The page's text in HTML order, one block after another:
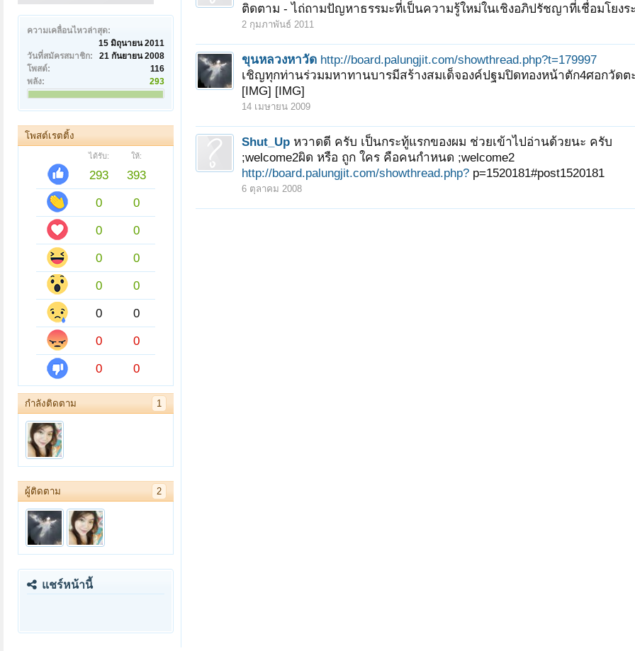
ความเคลื่อนไหวล่าสุด:
15 มิถุนายน 2011
วันที่สมัครสมาชิก:
21 กันยายน 2008
โพสต์:
116
พลัง:
293
โพสต์เรตติ้ง
ได้รับ: ให้:
293
393
0
0
0
0
0
0
0
0
0
0
0
0
0
0
กำลังติดตาม 1
ผู้ติดตาม 2
แชร์หน้านี้
ติดตาม - ไถ่ถามปัญหาธรรมะที่เป็นความรู้ใหม่ในเชิงอภิปรัชญาที่เชื่อมโยง
2 กุมภาพันธ์ 2011
ขุนหลวงหาวัด http://board.palungjit.com/showthread.php?t=179997
เชิญทุกท่านร่วมมหาทานบารมีสร้างสมเด็จองค์ปฐมปิดทองหน้าตัก4ศอกวัดต
[IMG] [IMG]
14 เมษายน 2009
Shut_Up หวาดดี ครับ เป็นกระทู้แรกของผม ช่วยเข้าไปอ่านด้วยนะ ครับ
;welcome2ผิด หรือ ถูก ใคร คือคนกำหนด ;welcome2
http://board.palungjit.com/showthread.php? p=1520181#post1520181
6 ตุลาคม 2008